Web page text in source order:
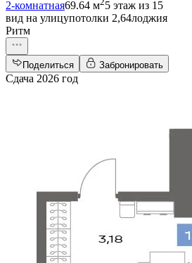
2-комнатная69.64 м 5 этаж из 15
вид на улицупотолки 2,64лоджия
Ритм
Поделиться Забронировать
Сдача 2026 год